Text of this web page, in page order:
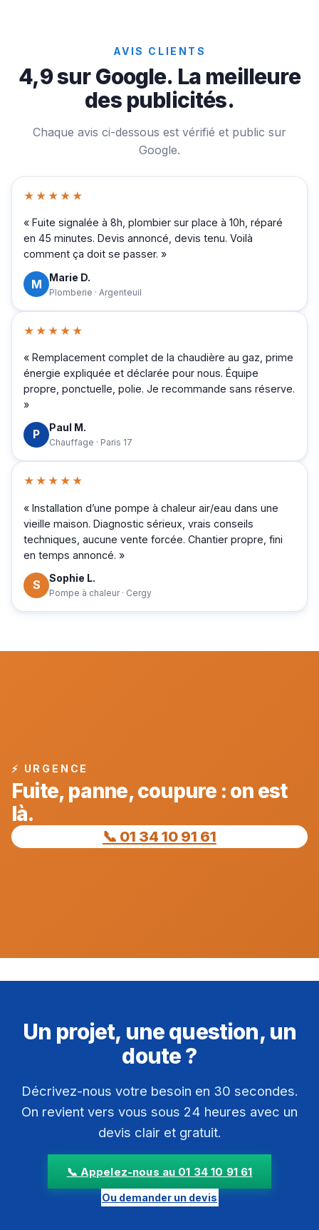
AVIS CLIENTS
4,9 sur Google. La meilleure
des publicités.
Chaque avis ci-dessous est vérifié et public sur
Google.
★★★★★
« Fuite signalée à 8h, plombier sur place à 10h, réparé
en 45 minutes. Devis annoncé, devis tenu. Voilà
comment ça doit se passer. »
M Marie D.
Plomberie · Argenteuil
★★★★★
« Remplacement complet de la chaudière au gaz, prime
énergie expliquée et déclarée pour nous. Équipe
propre, ponctuelle, polie. Je recommande sans réserve.
»
P Paul M.
Chauffage · Paris 17
★★★★★
« Installation d’une pompe à chaleur air/eau dans une
vieille maison. Diagnostic sérieux, vrais conseils
techniques, aucune vente forcée. Chantier propre, fini
en temps annoncé. »
S Sophie L.
Pompe à chaleur · Cergy
⚡ URGENCE
Fuite, panne, coupure : on est
là.
📞 01 34 10 91 61
Un projet, une question, un
doute ?
Décrivez-nous votre besoin en 30 secondes.
On revient vers vous sous 24 heures avec un
devis clair et gratuit.
📞 Appelez-nous au 01 34 10 91 61
Ou demander un devis